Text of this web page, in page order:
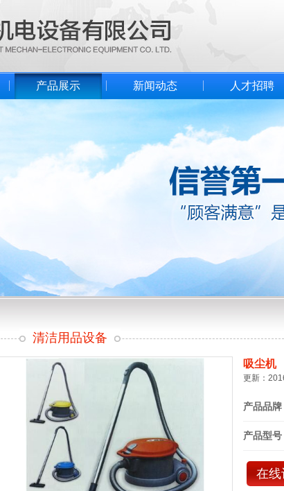
产品展示 新闻动态 人才招聘
清洁用品设备
吸尘机
更新：
产品品牌
产品型号
在线